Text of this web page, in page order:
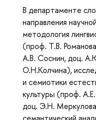
В департаменте
направления
методология
(проф. Т.В.
А.В. Соснин, доц.
О.Н.Колчина),
и семиотики
культуры (проф.
доц. Э.Н.